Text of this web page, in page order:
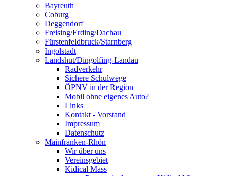
Bayreuth
Coburg
Deggendorf
Freising/Erding/Dachau
Fürstenfeldbruck/Starnberg
Ingolstadt
Landshut/Dingolfing-Landau
Radverkehr
Sichere Schulwege
ÖPNV in der Region
Mobil ohne eigenes Auto?
Links
Kontakt - Vorstand
Impressum
Datenschutz
Mainfranken-Rhön
Wir über uns
Vereinsgebiet
Kidical Mass